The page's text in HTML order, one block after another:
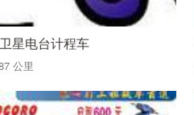
星电台计程车
公里